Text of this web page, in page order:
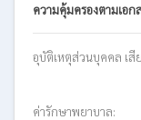
ความคุ้มครองตามเอก
อุบัติเหตุส่วนบุคคล เสี
ค่ารักษาพยาบาล: